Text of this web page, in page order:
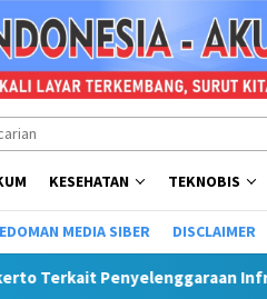
KESEHATAN TEKNOBIS
MEDIA SIBER DISCLAIMER
Infrastruktur Telkom Rumija